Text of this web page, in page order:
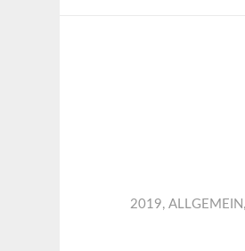
2019, ALLGEMEIN ,